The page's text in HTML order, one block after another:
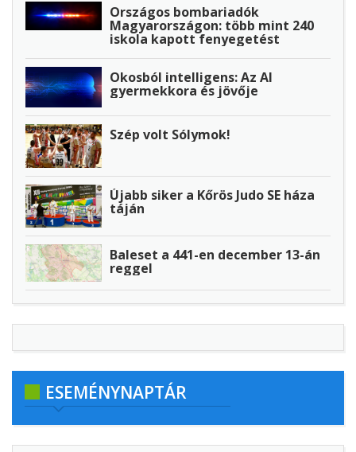
Országos bombariadók
Magyarországon: több mint 240
iskola kapott fenyegetést
Okosból intelligens: Az AI
gyermekkora és jövője
Szép volt Sólymok!
Újabb siker a Kőrös Judo SE háza
táján
Baleset a 441-en december 13-án
reggel
ESEMÉNYNAPTÁR